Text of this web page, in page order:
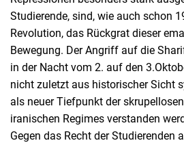
Studierende, sind, wie auch schon
Revolution, das Rückgrat dieser
Bewegung. Der Angriff auf die
in der Nacht vom 2. auf den
nicht zuletzt aus historischer Sicht
als neuer Tiefpunkt der
iranischen Regimes verstanden
Gegen das Recht der Studierenden